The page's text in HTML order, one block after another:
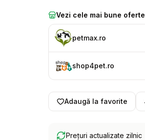
Vezi cele mai bune oferte
petmax.ro
shop4pet.ro
Adaugă la favorite
Prețuri actualizate zilnic